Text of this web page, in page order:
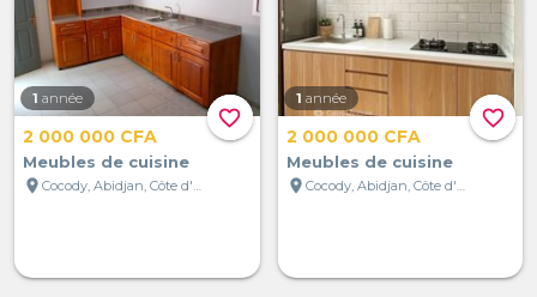
favorite_border
1 année
2 000 000 CFA
Meubles de cuisine
location_on
Cocody, Abidjan, Côte d'Ivoire
favorite_border
1 année
2 000 000 CFA
Meubles de cuisine
location_on
Cocody, Abidjan, Côte d'Ivoire